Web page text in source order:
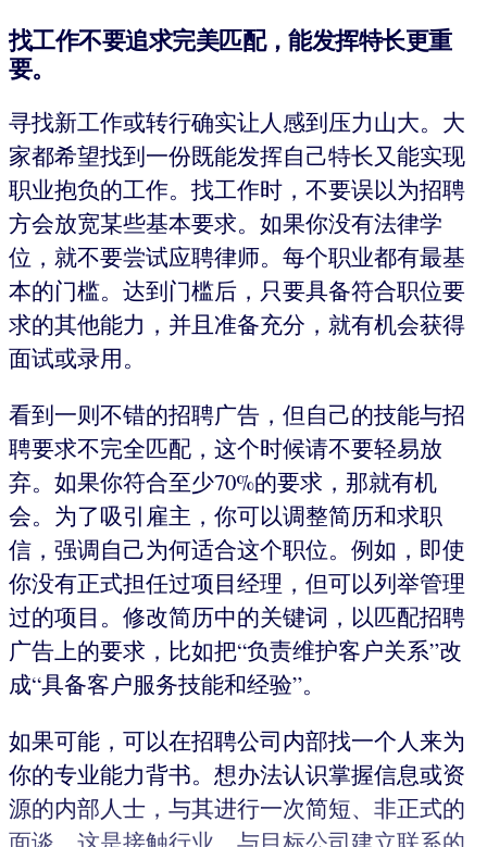
找工作不要追求完美匹配，能发挥特长更重
要。
寻找新工作或转行确实让人感到压力山大。大
家都希望找到一份既能发挥自己特长又能实现
职业抱负的工作。找工作时，不要误以为招聘
方会放宽某些基本要求。如果你没有法律学
位，就不要尝试应聘律师。每个职业都有最基
本的门槛。达到门槛后，只要具备符合职位要
求的其他能力，并且准备充分，就有机会获得
面试或录用。
看到一则不错的招聘广告，但自己的技能与招
聘要求不完全匹配，这个时候请不要轻易放
弃。如果你符合至少70%的要求，那就有机
会。为了吸引雇主，你可以调整简历和求职
信，强调自己为何适合这个职位。例如，即使
你没有正式担任过项目经理，但可以列举管理
过的项目。修改简历中的关键词，以匹配招聘
广告上的要求，比如把“负责维护客户关系”改
成“具备客户服务技能和经验”。
如果可能，可以在招聘公司内部找一个人来为
你的专业能力背书。想办法认识掌握信息或资
源的内部人士，与其进行一次简短、非正式的